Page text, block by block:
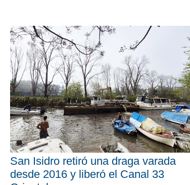
San Isidro retiró una draga varada
desde 2016 y liberó el Canal 33